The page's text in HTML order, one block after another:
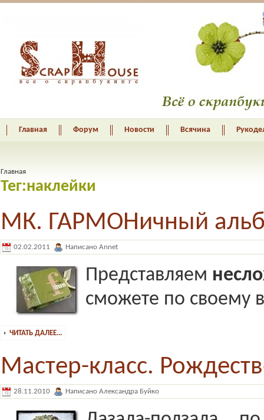
Главная Форум Новости Всячина
Главная
Тег:наклейки
МК. ГАРМОНичный
02.02.2011 Написано Annet
Представляем
сможете по своему
ЧИТАТЬ ДАЛЕЕ...
Мастер-класс.
28.11.2010 Написано Александра Буйко